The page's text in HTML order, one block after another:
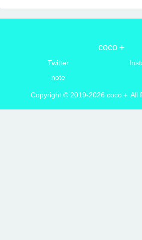
coco＋
Twitter
note
Copyright © 2019-2026 coco＋ All